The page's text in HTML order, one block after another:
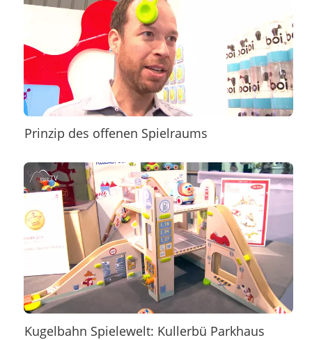
Prinzip des offenen Spielraums
Kugelbahn Spielewelt: Kullerbü Parkhaus